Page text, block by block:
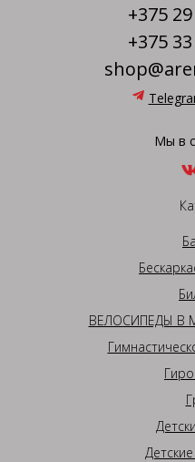
+375
+375
Мы в
ВЕЛОСИПЕДЫ В